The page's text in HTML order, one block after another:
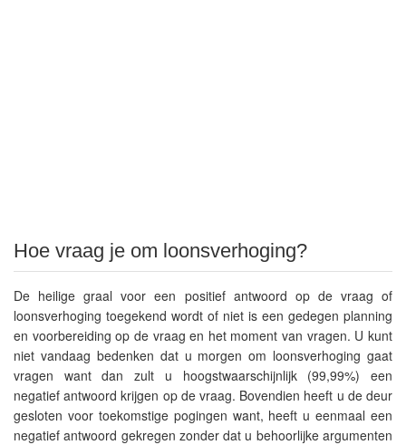
Hoe vraag je om loonsverhoging?
De heilige graal voor een positief antwoord op de vraag of
loonsverhoging toegekend wordt of niet is een gedegen planning
en voorbereiding op de vraag en het moment van vragen. U kunt
niet vandaag bedenken dat u morgen om loonsverhoging gaat
vragen want dan zult u hoogstwaarschijnlijk (99,99%) een
negatief antwoord krijgen op de vraag. Bovendien heeft u de deur
gesloten voor toekomstige pogingen want, heeft u eenmaal een
negatief antwoord gekregen zonder dat u behoorlijke argumenten